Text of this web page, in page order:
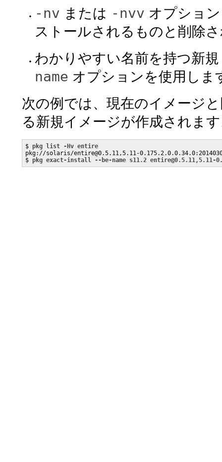
-nv または -nvv オプショ
ストールされるものと削除
わかりやすい名前を持つ新
name オプションを使用しま
次の例では、現在のイメージ
る新規イメージが作成されま
$ pkg list -Hv entire
pkg://solaris/entire@0.5.11,5.11-
$ pkg exact-install --be-name s11.2 entire@0.5.11,5.11-